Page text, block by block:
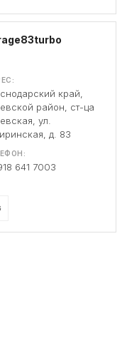
край,
район, ст-ца
ул.
д. 83
641 7003